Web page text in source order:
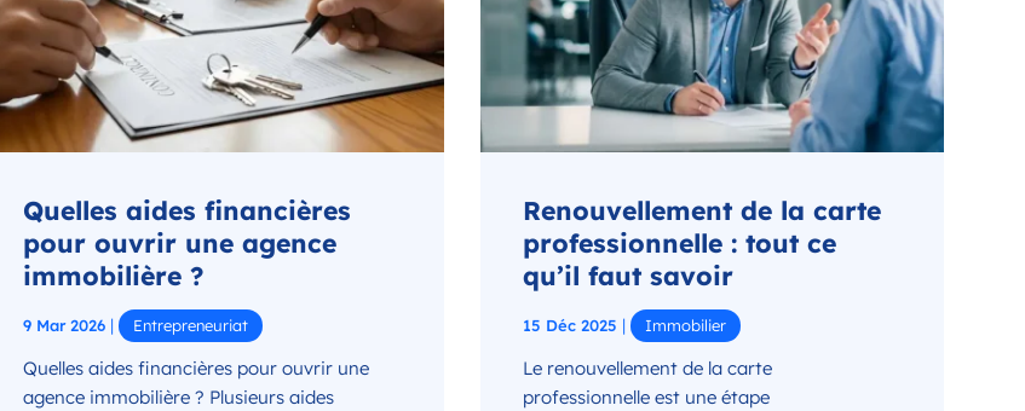
Quelles aides financières
pour ouvrir une agence
immobilière ?
9 Mar 2026| Entrepreneuriat
Quelles aides financières pour ouvrir une
agence immobilière ? Plusieurs aides
Renouvellement de la carte
professionnelle : tout ce
qu’il faut savoir
15 Déc 2025 | Immobilier
Le renouvellement de la carte
professionnelle est une étape